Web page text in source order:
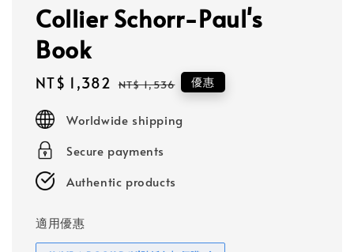
Collier Schorr-Paul's
Book
Sale
NT$ 1,382 Regular
NT$ 1,536 優惠
Worldwide shipping
Secure payments
Authentic products
適用優惠